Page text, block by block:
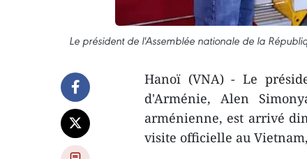
Le président de l'Assemblée nationale de la
Hanoï (VNA) - Le
d'Arménie, Alen
arménienne, est arrivé
visite officielle au